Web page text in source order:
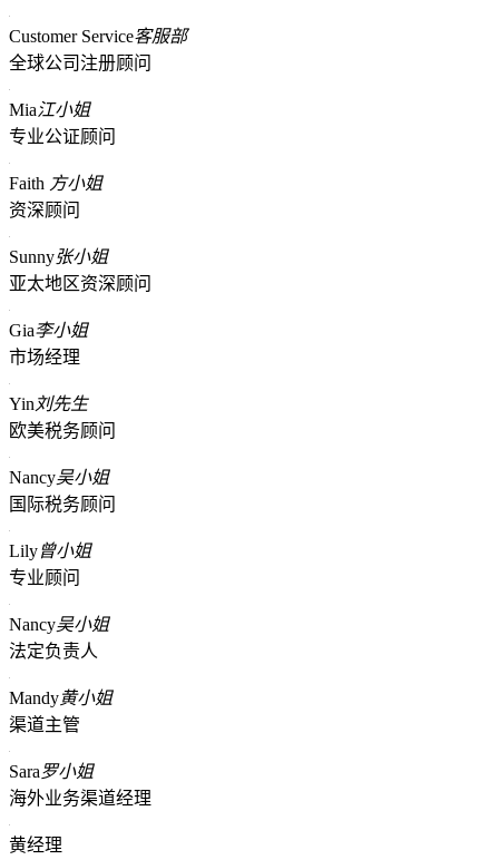
Customer Service客服部
全球公司注册顾问
Mia江小姐
专业公证顾问
Faith 方小姐
资深顾问
Sunny张小姐
亚太地区资深顾问
Gia李小姐
市场经理
Yin 刘先生
欧美税务顾问
Nancy吴小姐
国际税务顾问
Lily曾小姐
专业顾问
Nancy吴小姐
法定负责人
Mandy黄小姐
渠道主管
Sara罗小姐
海外业务渠道经理
黄经理